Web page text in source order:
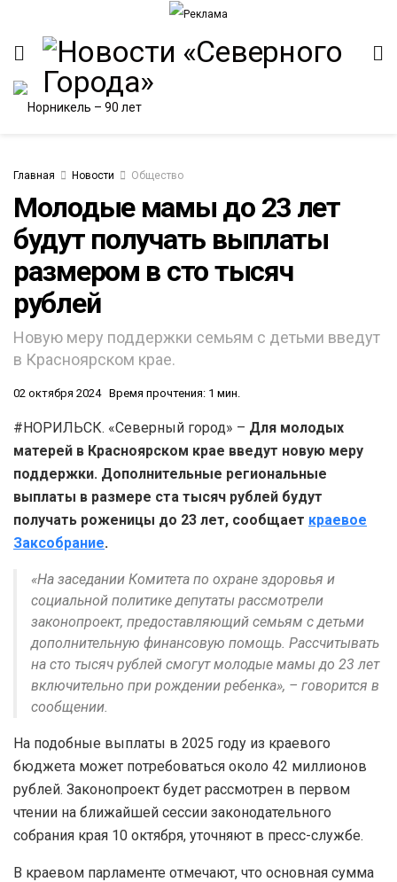
Главная Новости Общество
Молодые мамы до 23 лет
будут получать выплаты
размером в сто тысяч
рублей
Новую меру поддержки семьям с детьми введут
в Красноярском крае.
02 октября 2024 Время прочтения: 1 мин.
#НОРИЛЬСК. «Северный город» – Для молодых
матерей в Красноярском крае введут новую меру
поддержки. Дополнительные региональные
выплаты в размере ста тысяч рублей будут
получать роженицы до 23 лет, сообщает краевое
Заксобрание.
«На заседании Комитета по охране здоровья и
социальной политике депутаты рассмотрели
законопроект, предоставляющий семьям с детьми
дополнительную финансовую помощь. Рассчитывать
на сто тысяч рублей смогут молодые мамы до 23 лет
включительно при рождении ребенка», – говорится в
сообщении.
На подобные выплаты в 2025 году из краевого
бюджета может потребоваться около 42 миллионов
рублей. Законопроект будет рассмотрен в первом
чтении на ближайшей сессии законодательного
собрания края 10 октября, уточняют в пресс-службе.
В краевом парламенте отмечают, что основная сумма